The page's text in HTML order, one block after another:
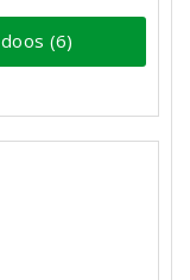
doos (6)